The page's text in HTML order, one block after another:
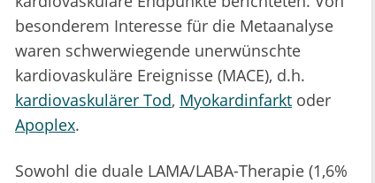
besonderem Interesse für die Metaanalyse
waren schwerwiegende unerwünschte
kardiovaskuläre Ereignisse (MACE), d.h.
kardiovaskulärer Tod, Myokardinfarkt oder
Apoplex.
Sowohl die duale LAMA/LABA-Therapie (1,6%